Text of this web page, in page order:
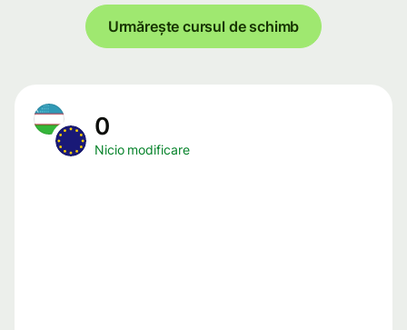
Urmărește cursul de schimb
0
Nicio modificare